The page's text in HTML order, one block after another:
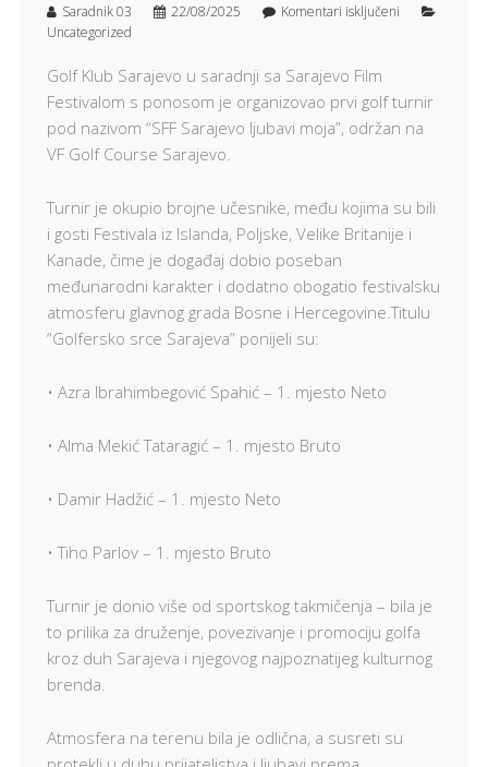
Saradnik 03 22/08/2025
Komentari isključeni
Uncategorized
Golf Klub Sarajevo u saradnji sa Sarajevo Film
Festivalom s ponosom je organizovao prvi golf turnir
pod nazivom “SFF Sarajevo ljubavi moja”, održan na
VF Golf Course Sarajevo.
Turnir je okupio brojne učesnike, među kojima su bili
i gosti Festivala iz Islanda, Poljske, Velike Britanije i
Kanade, čime je događaj dobio poseban
međunarodni karakter i dodatno obogatio festivalsku
atmosferu glavnog grada Bosne i Hercegovine.Titulu
“Golfersko srce Sarajeva” ponijeli su:
• Azra Ibrahimbegović Spahić – 1. mjesto Neto
• Alma Mekić Tataragić – 1. mjesto Bruto
• Damir Hadžić – 1. mjesto Neto
• Tiho Parlov – 1. mjesto Bruto
Turnir je donio više od sportskog takmičenja – bila je
to prilika za druženje, povezivanje i promociju golfa
kroz duh Sarajeva i njegovog najpoznatijeg kulturnog
brenda.
Atmosfera na terenu bila je odlična, a susreti su